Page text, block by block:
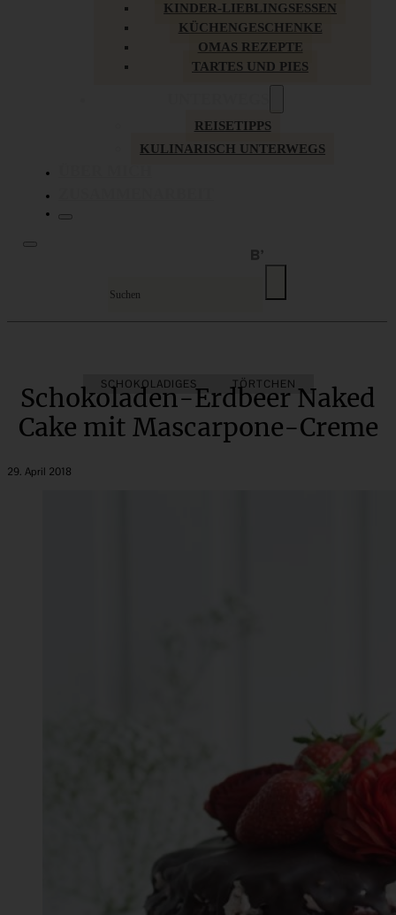
KINDER-LIEBLINGSESSEN
KÜCHENGESCHENKE
OMAS REZEPTE
TARTES UND PIES
REISETIPPS
KULINARISCH UNTERWEGS
SCHOKOLADIGES TÖRTCHEN
Schokoladen-Erdbeer Naked
Cake mit Mascarpone-Creme
29. April 2018